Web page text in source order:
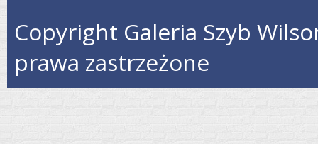
Copyright Galeria Szyb
prawa zastrzeżone